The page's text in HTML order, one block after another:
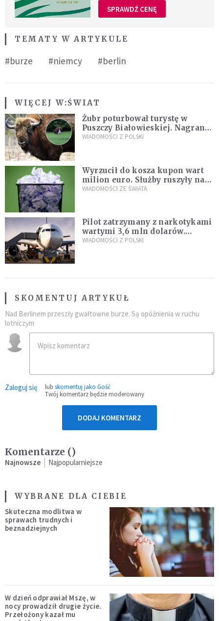
SPRAWDŹ CENĘ
TEMATY W ARTYKULE
#burze #niemcy #berlin
WIĘCEJ W:ŚWIAT
Żubr poturbował turystę w
Puszczy Białowieskiej. Nagranie
daje do myślenia
WIADOMOŚCI Z POLSKI
Wyrzucił do kosza kupon wart
milion euro. Służby ruszyły na
poszukiwania
WIADOMOŚCI ZE ŚWIATA
Pilot zatrzymany z narkotykami
wartymi 3,6 mln dolarów.
Śledczy podejrzewają, że latał
WIADOMOŚCI Z POLSKI
SKOMENTUJ ARTYKUŁ
Nad Berlinem przeszły gwałtowne burze. Są opóźnienia w ruchu
lotniczym
Zaloguj się lub skomentuj jako Gość
Twój komentarz będzie moderowany
DODAJ KOMENTARZ
Komentarze ()
Najnowsze Najpopularniejsze
WYBRANE DLA CIEBIE
Skuteczna modlitwa w
sprawach trudnych i
beznadziejnych
W dzień odprawiał Mszę, w
nocy prowadził drugie życie.
Przełożony kazał mu